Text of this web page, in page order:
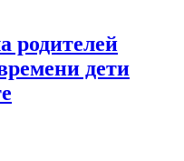
родителей
дети